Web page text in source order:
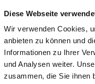
Diese Webseite
Wir verwenden Cookies,
anbieten zu können und
Informationen zu Ihrer
und Analysen weiter.
zusammen, die Sie ihnen
einen
oder
dieser Website
auf eigenes
Wellness, nicht
EFSA oder
dazu
von Leela